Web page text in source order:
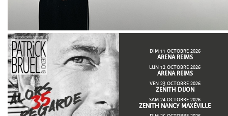
DIM 11 OCTOBRE 2026
ARENA REIMS
LUN 12 OCTOBRE 2026
ARENA REIMS
VEN 23 OCTOBRE 2026
ZENITH DIJON
SAM 24 OCTOBRE 2026
ZENITH NANCY MAXÉVILLE